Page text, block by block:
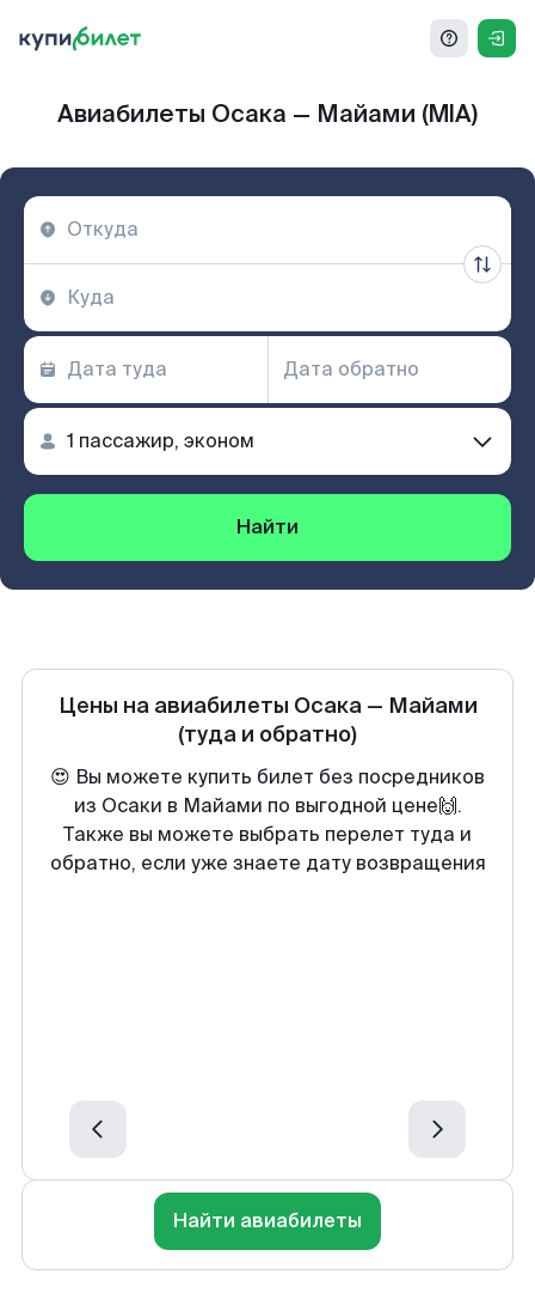
Авиабилеты Осака — Майами (MIA)
Найти
Цены на авиабилеты Осака— Майами
(туда и обратно)
😍 Вы можете купить билет без посредников
из Осаки в Майами по выгодной цене🙌.
Также вы можете выбрать перелет туда и
обратно, если уже знаете дату возвращения
Найти авиабилеты